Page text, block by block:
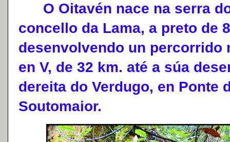
O Oitavén nace na serra
concello da Lama, a preto de
desenvolvendo un percorrido
en V, de 32 km. até a súa
dereita do Verdugo, en Ponte
Soutomaior.